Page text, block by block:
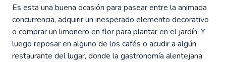
Es esta una buena ocasión para pasear entre la animada
concurrencia, adquirir un inesperado elemento decorativo
o comprar un limonero en flor para plantar en el jardín. Y
luego reposar en alguno de los cafés o acudir a algún
restaurante del lugar, donde la gastronomía alentejana